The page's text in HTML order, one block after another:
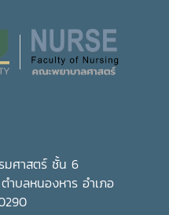
ษ์ศิลปวัฒนธรรมและปลูกฝัง
วามเป็นสิริมงคลแก่ชีวิต
ให้บุคลากรมีส่วนร่วมในการ
รรษาในครั้งนี้ จัดโดย กอง
ยแม่โจ้
มศาสตร์ ชั้น 6
ำบลหนองหาร อำเภอ